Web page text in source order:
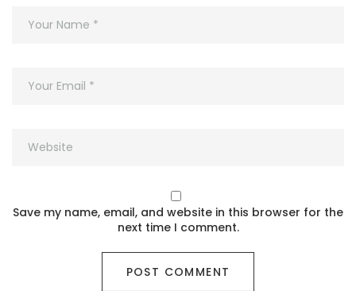
Save my name, email, and website in this browser for the
next time I comment.